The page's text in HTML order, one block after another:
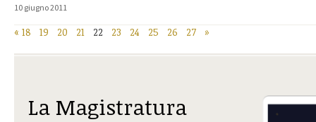
10 giugno 2011
« 18 19 20 21 22 23 24 25 26 27 »
La Magistratura